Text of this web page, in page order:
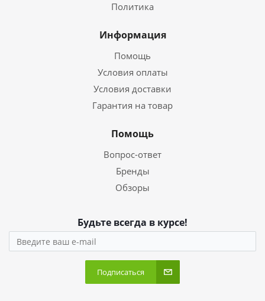
Политика
Информация
Помощь
Условия оплаты
Условия доставки
Гарантия на товар
Помощь
Вопрос-ответ
Бренды
Обзоры
Будьте всегда в курсе!
Подписаться